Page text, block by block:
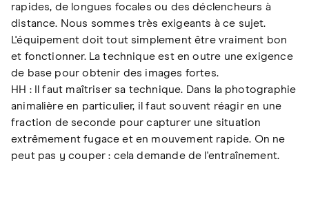
rapides, de longues focales ou des déclencheurs à
distance. Nous sommes très exigeants à ce sujet.
L'équipement doit tout simplement être vraiment bon
et fonctionner. La technique est en outre une exigence
de base pour obtenir des images fortes.
HH : Il faut maîtriser sa technique. Dans la photographie
animalière en particulier, il faut souvent réagir en une
fraction de seconde pour capturer une situation
extrêmement fugace et en mouvement rapide. On ne
peut pas y couper : cela demande de l'entraînement.